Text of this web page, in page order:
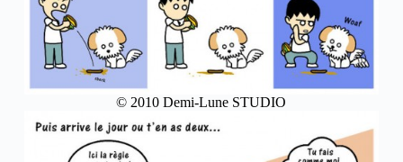
© 2010 Demi-Lune STUDIO